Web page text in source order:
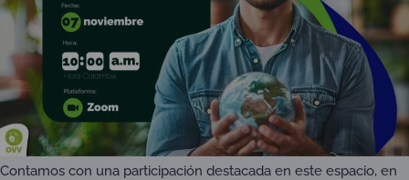
Contamos con una participación destacada en este espacio, en